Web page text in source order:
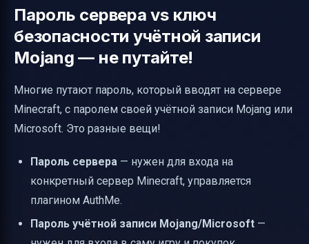
Пароль сервера vs ключ
безопасности учётной записи
Mojang — не путайте!
Многие путают пароль, который вводят на сервере
Minecraft, с паролем своей учётной записи Mojang или
Microsoft. Это разные вещи!
Пароль сервера — нужен для входа на
конкретный сервер Minecraft, управляется
плагином AuthMe.
Пароль учётной записи Mojang/Microsoft —